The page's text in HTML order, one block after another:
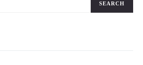
SEARCH